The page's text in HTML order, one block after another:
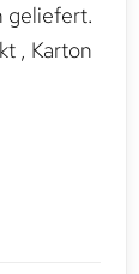
geliefert.
, Karton